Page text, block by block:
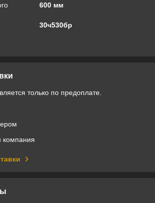
600 мм
30ч530бр
только по предоплате.
компания